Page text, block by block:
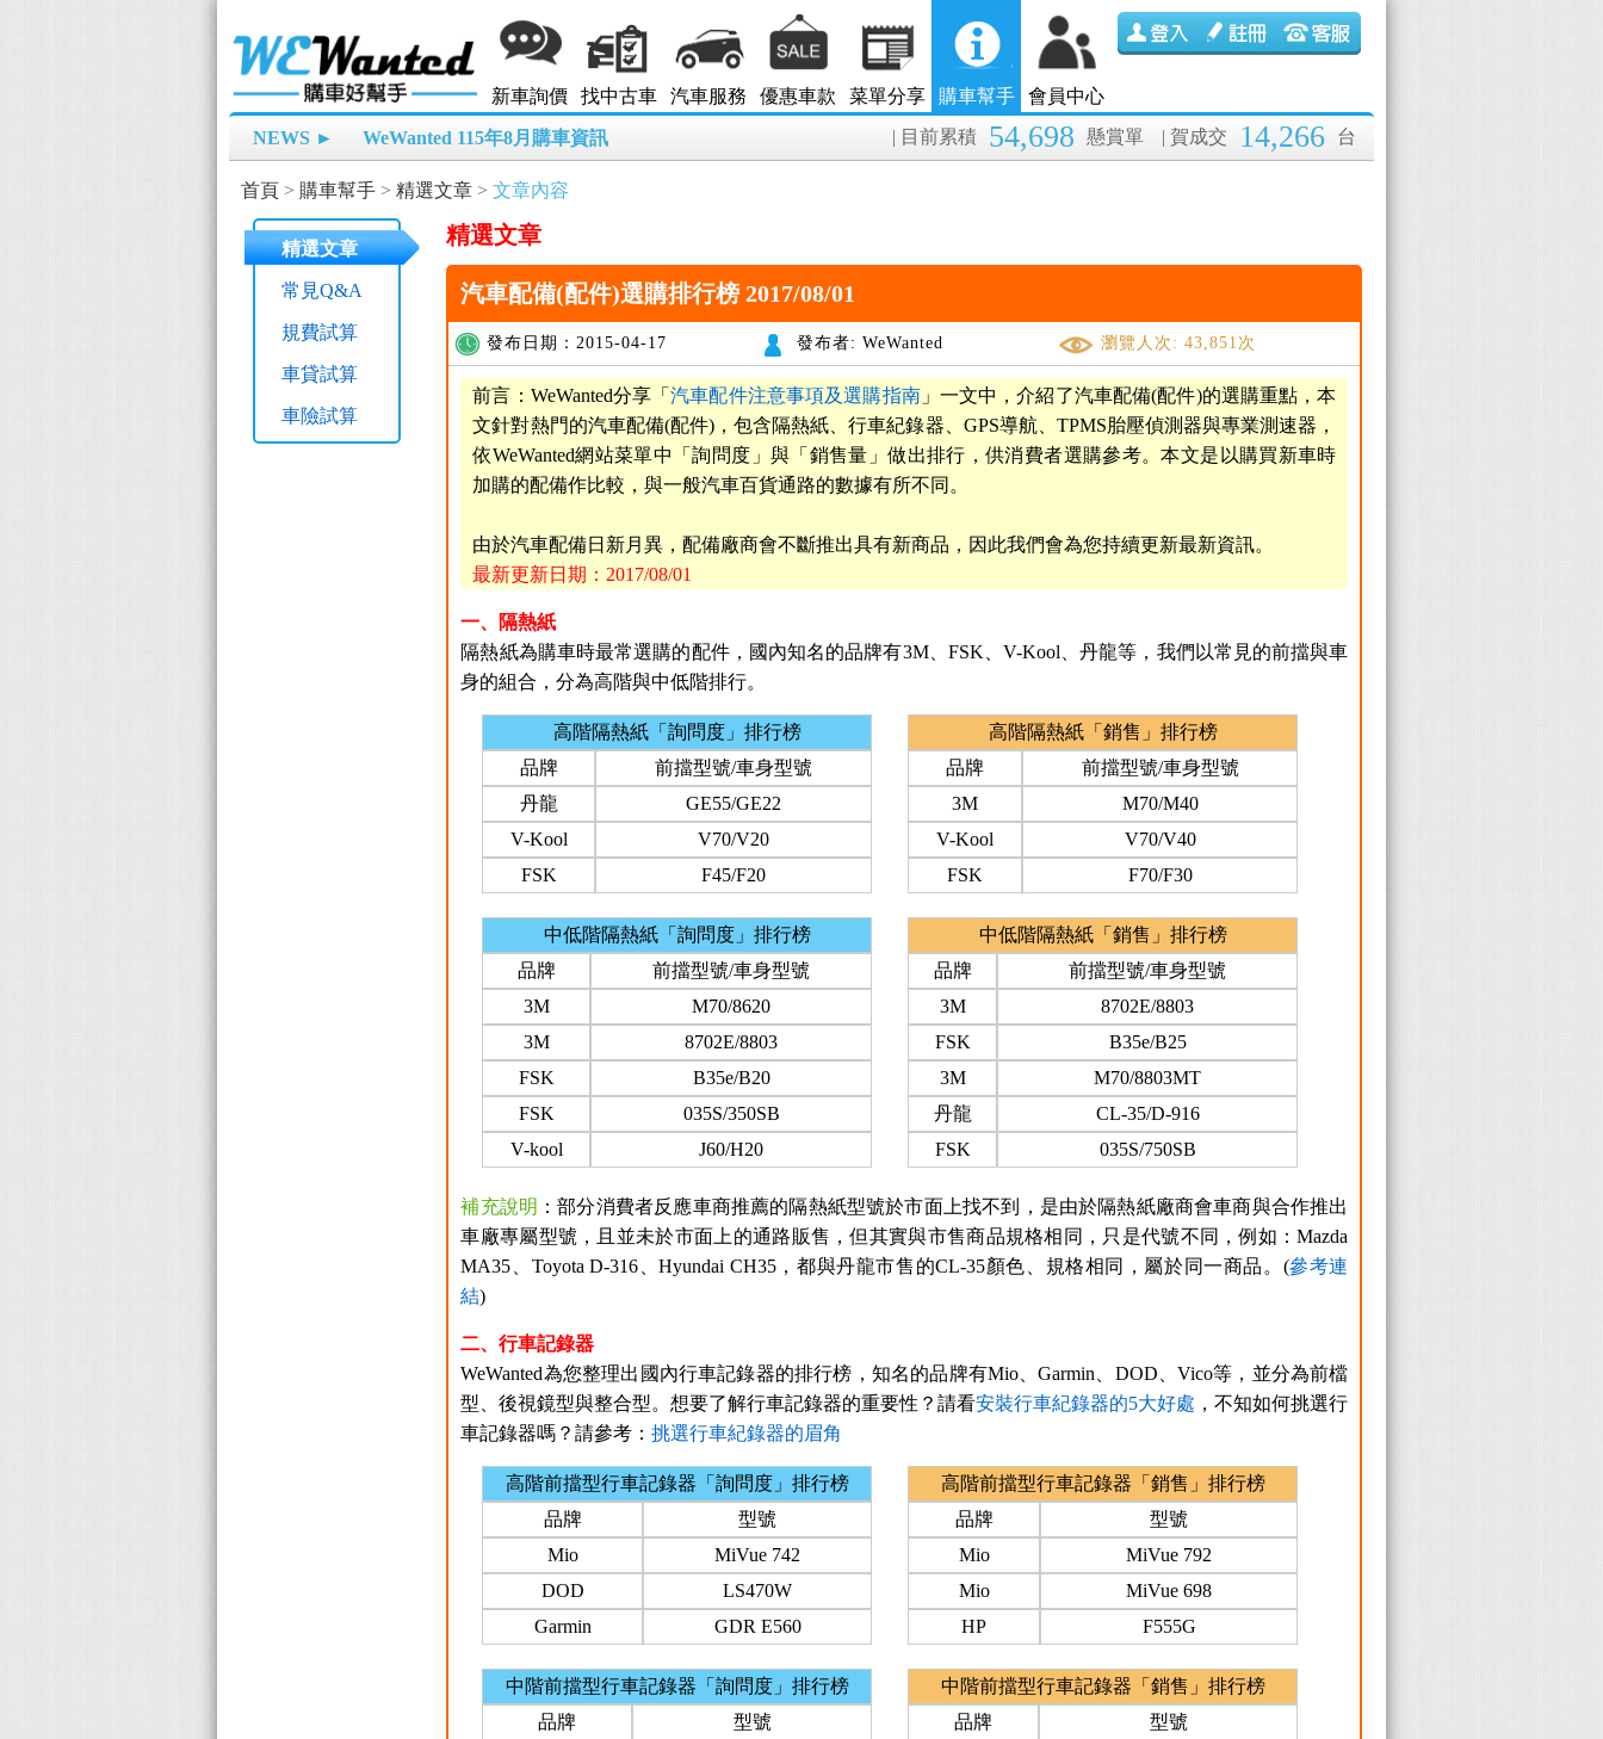
新車詢價 找中古車 汽車服務 優惠車款 菜單分享 購車幫手 會員中心
NEWS ► WeWanted 115年8月購車資訊 | 賀成交 14,266 台
| 目前累積 54,698 懸賞單
首頁 > 購車幫手 > 精選文章 > 文章內容
精選文章
常見Q&A
規費試算
車貸試算
車險試算
精選文章
汽車配備(配件)選購排行榜 2017/08/01
發布日期：2015-04-17 發布者: WeWanted 瀏覽人次: 43,851次
前言：WeWanted分享「汽車配件注意事項及選購指南」一文中，介紹了汽車配備(配件)的選購重點，本
文針對熱門的汽車配備(配件)，包含隔熱紙、行車紀錄器、GPS導航、TPMS胎壓偵測器與專業測速器，
依WeWanted網站菜單中「詢問度」與「銷售量」做出排行，供消費者選購參考。本文是以購買新車時
加購的配備作比較，與一般汽車百貨通路的數據有所不同。
由於汽車配備日新月異，配備廠商會不斷推出具有新商品，因此我們會為您持續更新最新資訊。
最新更新日期：2017/08/01
一、隔熱紙
隔熱紙為購車時最常選購的配件，國內知名的品牌有3M、FSK、V-Kool、丹龍等，我們以常見的前擋與車
身的組合，分為高階與中低階排行。
高階隔熱紙「詢問度」排行榜
品牌
前擋型號/車身型號
丹龍
GE55/GE22
V-Kool
V70/V20
FSK
F45/F20
高階隔熱紙「銷售」排行榜
品牌
前擋型號/車身型號
3M
M70/M40
V-Kool
V70/V40
FSK
F70/F30
中低階隔熱紙「詢問度」排行榜
品牌
前擋型號/車身型號
3M
M70/8620
3M
8702E/8803
FSK
B35e/B20
FSK
035S/350SB
V-kool
J60/H20
中低階隔熱紙「銷售」排行榜
品牌
前擋型號/車身型號
3M
8702E/8803
FSK
B35e/B25
3M
M70/8803MT
丹龍
CL-35/D-916
FSK
035S/750SB
補充說明 ：部分消費者反應車商推薦的隔熱紙型號於市面上找不到，是由於隔熱紙廠商會車商與合作推出
車廠專屬型號，且並未於市面上的通路販售，但其實與市售商品規格相同，只是代號不同，例如：Mazda
MA35、Toyota D-316、Hyundai CH35，都與丹龍市售的CL-35顏色、規格相同，屬於同一商品。(參考連
結)
二、行車記錄器
WeWanted為您整理出國內行車記錄器的排行榜，知名的品牌有Mio、Garmin、DOD、Vico等，並分為前檔
型、後視鏡型與整合型。想要了解行車記錄器的重要性？請看安裝行車紀錄器的5大好處 ，不知如何挑選行
車記錄器嗎？請參考：挑選行車紀錄器的眉角
高階前擋型行車記錄器「詢問度」排行榜
品牌
型號
Mio
MiVue 742
DOD
LS470W
Garmin
GDR E560
高階前擋型行車記錄器「銷售」排行榜
品牌
型號
Mio
MiVue 792
Mio
MiVue 698
HP
F555G
中階前擋型行車記錄器「詢問度」排行榜
品牌
型號
中階前擋型行車記錄器「銷售」排行榜
品牌
型號